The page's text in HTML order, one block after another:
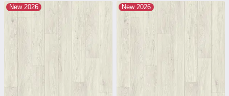
New 2026 New 2026